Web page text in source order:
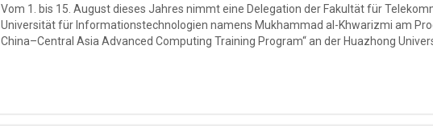
Vom 1. bis 15. August dieses Jahres nimmt eine Delegation der Fakultät für
Universität für Informationstechnologien namens Mukhammad al-Khwarizmi am
China–Central Asia Advanced Computing Training Program“ an der Huazhong